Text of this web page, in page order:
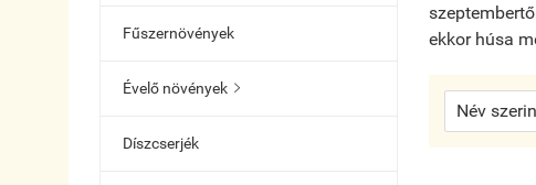
Fűszernövények
Évelő növények 
Díszcserjék
ekkor húsa